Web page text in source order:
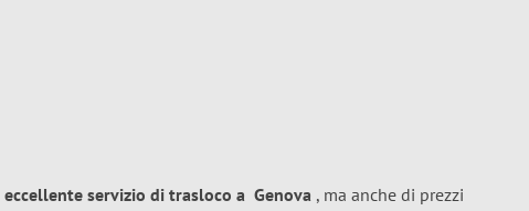
eccellente servizio di trasloco a Genova , ma anche di prezzi